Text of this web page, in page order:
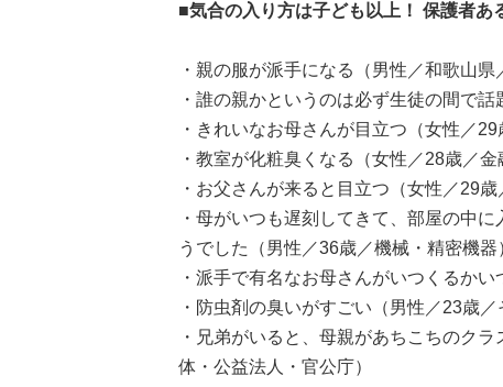
■気合の入り方は子ども以上！ 保護者あ
・親の服が派手になる（男性／和歌山県
・誰の親かというのは必ず生徒の間で
・きれいなお母さんが目立つ（女性／29
・教室が化粧臭くなる（女性／28歳／金
・お父さんが来ると目立つ（女性／29歳
・母がいつも遅刻してきて、部屋の中
うでした（男性／36歳／機械・精密機器
・派手で有名なお母さんがいつくるか
・防虫剤の臭いがすごい（男性／23歳／
・兄弟がいると、母親があちこちのク
体・公益法人・官公庁）